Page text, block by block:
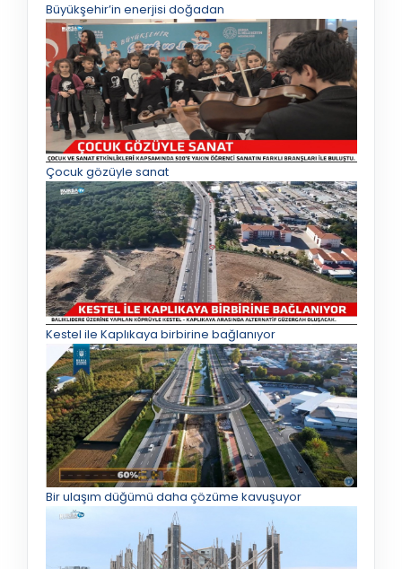
Büyükşehir’in enerjisi doğadan
Çocuk gözüyle sanat
Kestel ile Kaplıkaya birbirine bağlanıyor
Bir ulaşım düğümü daha çözüme kavuşuyor